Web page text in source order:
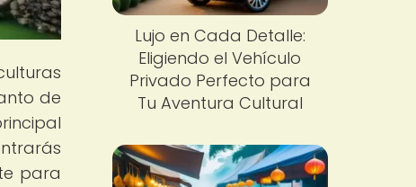
de
para
Lujo en Cada Detalle:
Eligiendo el Vehículo
Privado Perfecto para
Tu Aventura Cultural